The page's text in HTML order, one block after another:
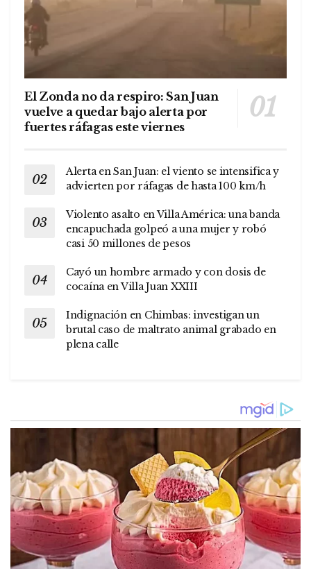
El Zonda no da respiro: San Juan
vuelve a quedar bajo alerta por
fuertes ráfagas este viernes
Alerta en San Juan: el viento se intensifica y
advierten por ráfagas de hasta 100 km/h
Violento asalto en Villa América: una banda
encapuchada golpeó a una mujer y robó
casi 50 millones de pesos
Cayó un hombre armado y con dosis de
cocaína en Villa Juan XXIII
Indignación en Chimbas: investigan un
brutal caso de maltrato animal grabado en
plena calle